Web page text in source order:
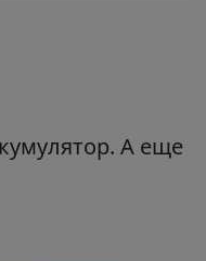
А еще